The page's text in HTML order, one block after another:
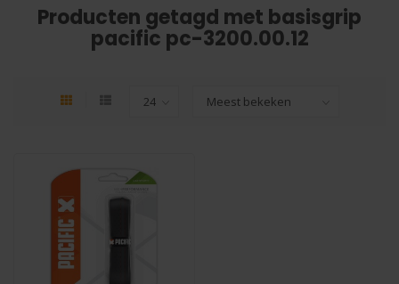
Producten getagd met basisgrip
pacific pc-3200.00.12